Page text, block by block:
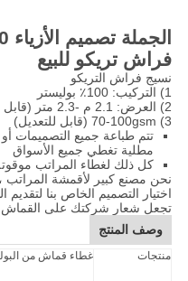
فراش تريكو للبيع
نسيج فراش التريكو
1) التركيب: 100٪ بوليستر
2) العرض: 2.1 م -2.3 متر (قابل للتعديل)
3) 70-100gsm (قابل للتعديل)
تتم طباعة جميع التصميمات أو
مطلية تغطي جميع الأسواق
كل ذلك لغطاء المراتب
نحن مصنع كبير لأقمشة المراتب
اختيار التصميم الخاص بنا
تجعل شعار شركتك على القماش
وصف المنتج
منتجات غطاء قماش من